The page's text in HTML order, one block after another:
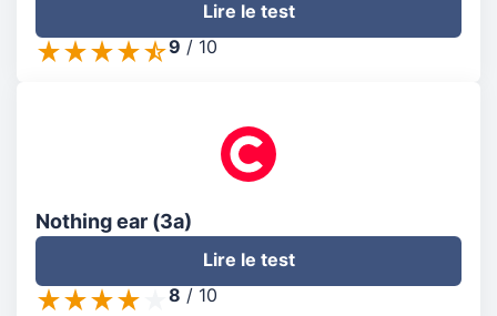
Lire le test
9 / 10
Nothing ear (3a)
Lire le test
8 / 10